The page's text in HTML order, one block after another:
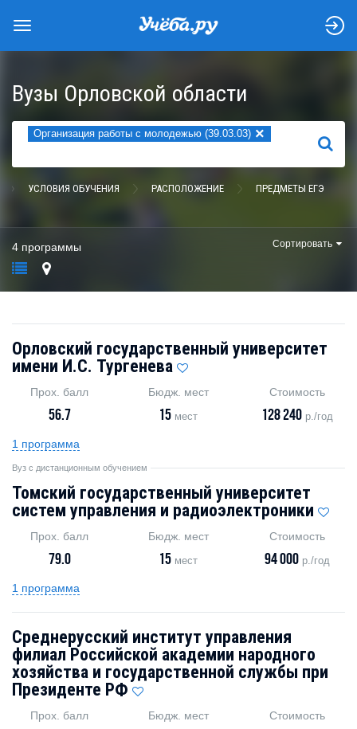
Вузы Орловской области
Организация работы с молодежью (39.03.03) ×
НАЙТИ
УСЛОВИЯ ОБУЧЕНИЯ РАСПОЛОЖЕНИЕ ПРЕДМЕТЫ ЕГЭ
4 программы Сортировать
Орловский государственный университет
имени И.С. Тургенева
Прох. балл
56.7
Бюдж. мест
15 мест
Стоимость
128 240 р./год
1 программа
Вуз с дистанционным обучением
Томский государственный университет
систем управления и радиоэлектроники
Прох. балл
79.0
Бюдж. мест
15 мест
Стоимость
94 000 р./год
1 программа
Среднерусский институт управления
филиал Российской академии народного
хозяйства и государственной службы при
Президенте РФ
Прох. балл Бюдж. мест Стоимость